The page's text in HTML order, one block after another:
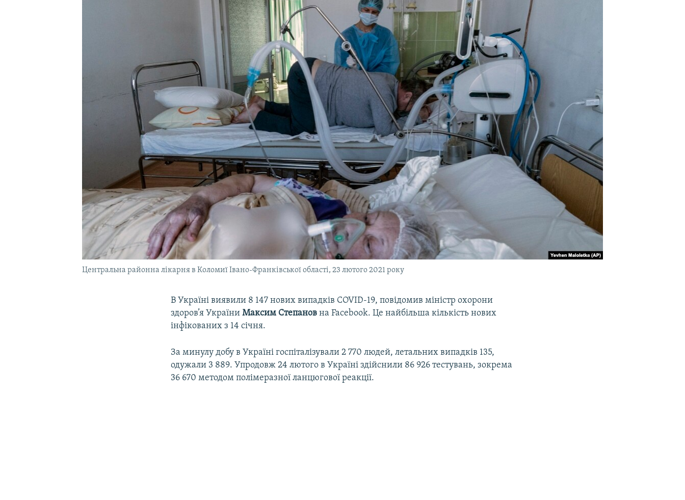
Центральна районна лікарня в Коломиї Івано-Франківської області, 23 лютого 2021 року
В Україні виявили 8 147 нових випадків COVID-19, повідомив міністр охорони
здоров’я УкраїниМаксим Степанов на Facebook. Це найбільша кількість нових
інфікованих з 14 січня.
За минулу добу в Україні госпіталізували 2 770 людей, летальних випадків 135,
одужали 3 889. Упродовж 24 лютого в Україні здійснили 86 926 тестувань, зокрема
36 670 методом полімеразної ланцюгової реакції.